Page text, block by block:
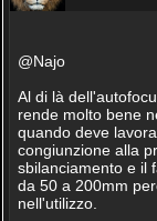
@Najo
Al di là
rende molto bene
quando deve
congiunzione alla
sbilanciamento e il
da 50 a 200mm
nell'utilizzo.